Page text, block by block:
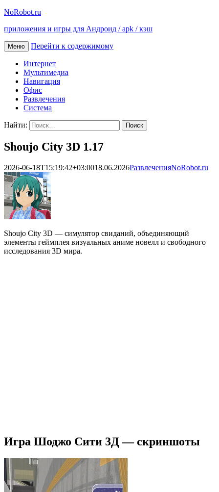
NoRobot.ru
приложения и игры для Андроид / apk / кэш
Меню Перейти к содержимому
Интернет
Мультимедиа
Навигация
Офис
Развлечения
Система
Найти:
Shoujo City 3D 1.17
2026-06-18T15:19:42+03:0018.06.2026РазвлеченияNoRobot.ru
Shoujo City 3D — симулятор свиданий, объединяющий
элементы геймплея визуальных аниме новелл и свободного
исследования 3D мира.
Игра Шоджо Сити 3Д — скриншоты